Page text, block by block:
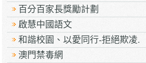
百分百家長獎勵計劃
啟慧中國語文
和諧校園、以愛同行-拒絕欺凌.
澳門禁毒網